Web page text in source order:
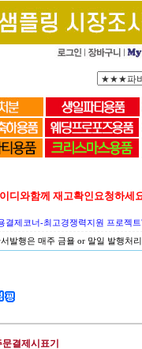
디와함께 재고확인요청하세
결제코너-최고경쟁력지원 프로젝트
발행은 매주 금욜 or 말일 발행처리
결제시표기